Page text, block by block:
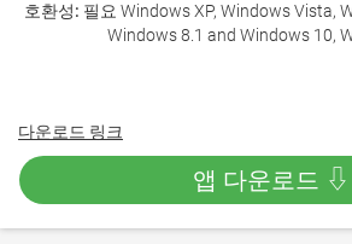
호환성: 필요 Windows XP, Windows Vista,
Windows 8.1 and Windows 10,
다운로드 링크
앱 다운로드 ⇩